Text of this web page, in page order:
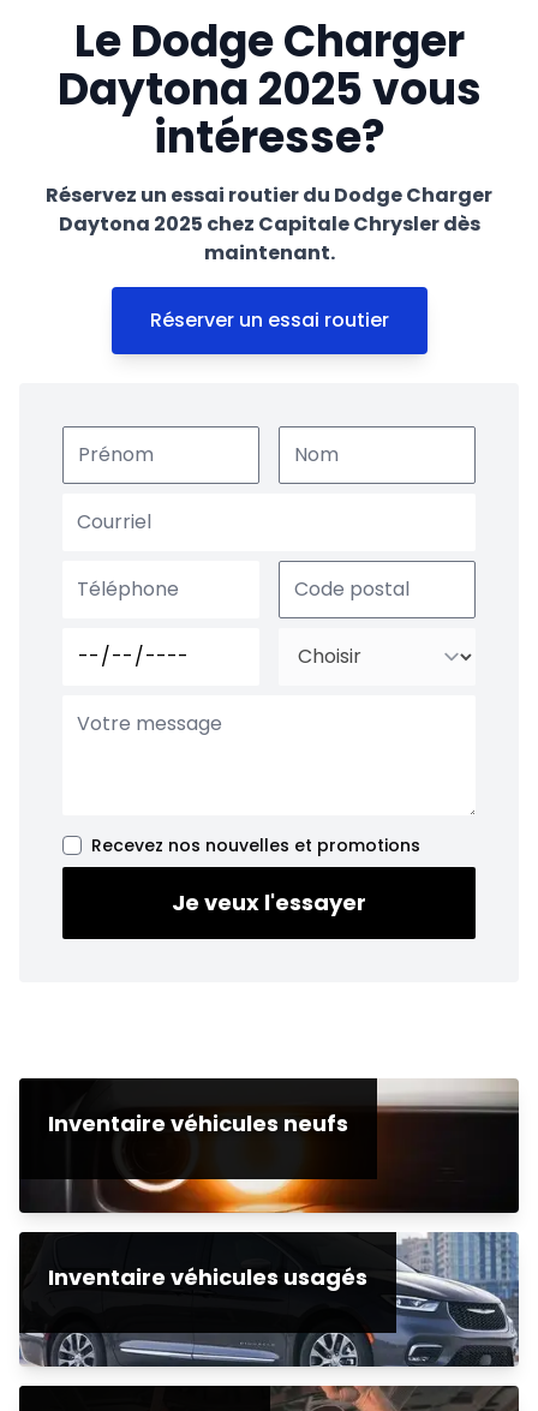
Le Dodge Charger
Daytona 2025 vous
intéresse?
Réservez un essai routier du Dodge Charger
Daytona 2025 chez Capitale Chrysler dès
maintenant.
Réserver un essai routier
Recevez nos nouvelles et promotions
Je veux l'essayer
Inventaire véhicules neufs
Inventaire véhicules usagés